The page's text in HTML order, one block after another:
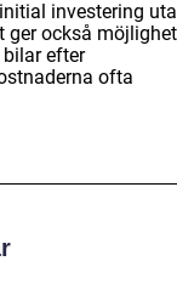
investering
ger också
efter
ofta